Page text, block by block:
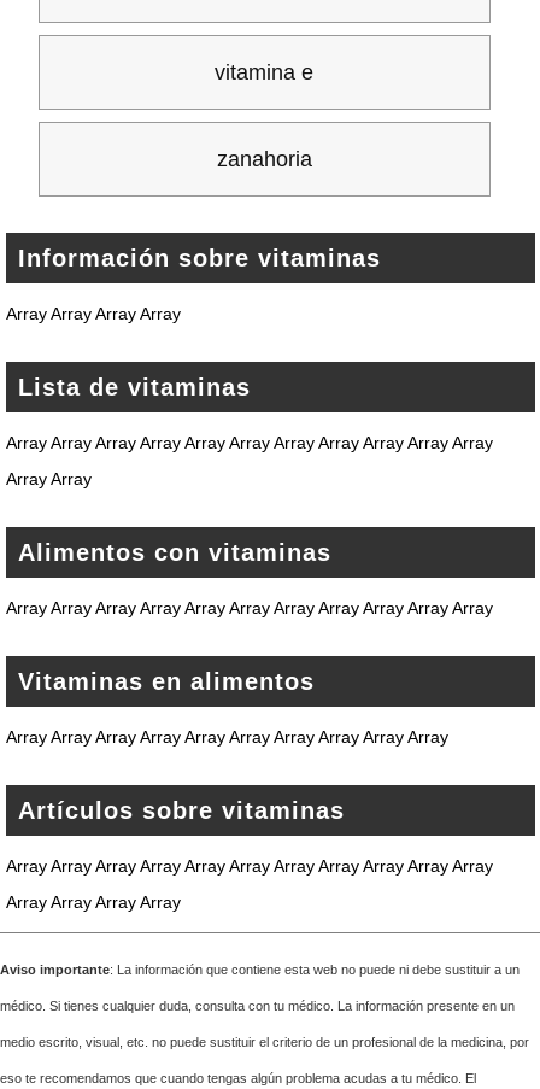
vitamina e
zanahoria
Información sobre vitaminas
Array Array Array Array
Lista de vitaminas
Array Array Array Array Array Array Array Array Array Array Array
Array Array
Alimentos con vitaminas
Array Array Array Array Array Array Array Array Array Array Array
Vitaminas en alimentos
Array Array Array Array Array Array Array Array Array Array
Artículos sobre vitaminas
Array Array Array Array Array Array Array Array Array Array Array
Array Array Array Array
Aviso importante: La información que contiene esta web no puede ni debe sustituir a un
médico. Si tienes cualquier duda, consulta con tu médico. La información presente en un
medio escrito, visual, etc. no puede sustituir el criterio de un profesional de la medicina, por
eso te recomendamos que cuando tengas algún problema acudas a tu médico. El